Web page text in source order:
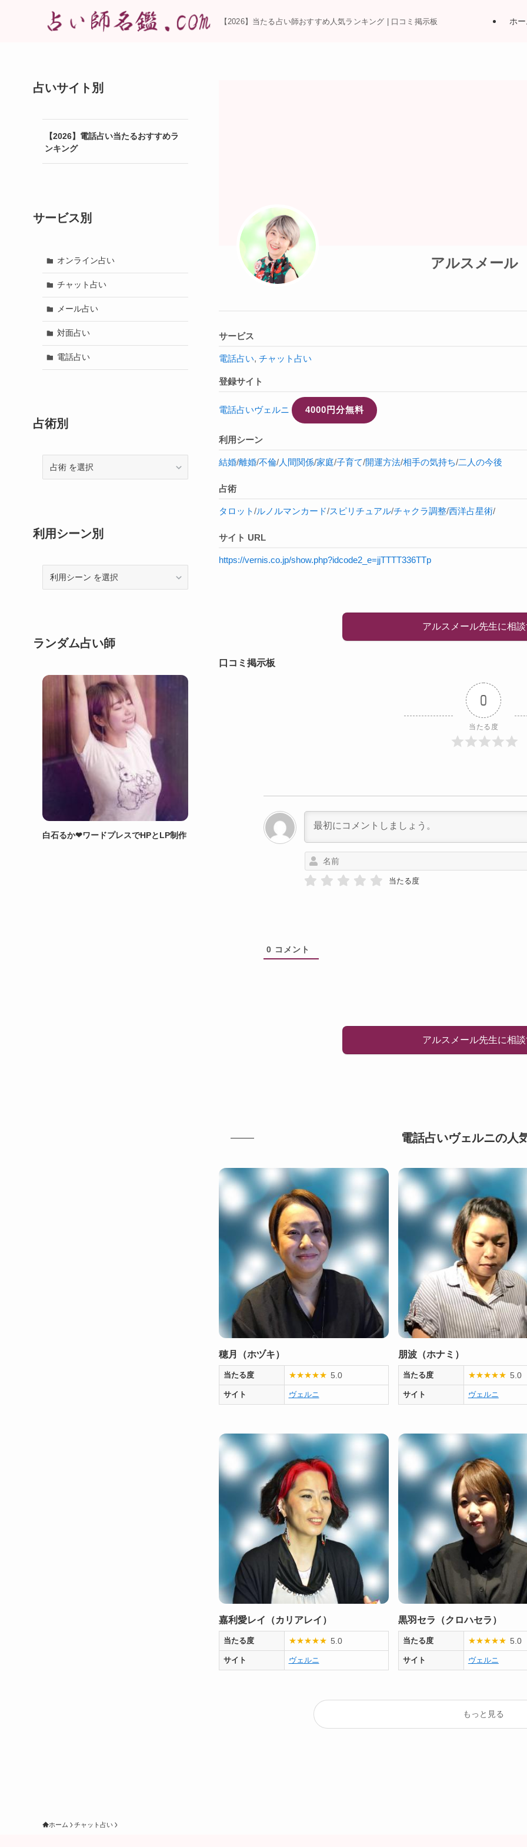
【2026】当たる占い師おすすめ人気ランキング | 口コミ掲示板 ホ
アルスメール
サービス
電話占い, チャット占い
登録サイト
電話占いヴェルニ 4000円分無料
利用シーン
結婚/離婚/不倫/人間関係/家庭/子育て/開運方法/相手の気持ち/二人の今後
占術
タロット/ルノルマンカード/スピリチュアル/チャクラ調整/西洋占星術/
サイト URL
https://vernis.co.jp/show.php?idcode2_e=jjTTTT336TTp
アルスメール先生に相
口コミ掲示板
0
当たる度
当たる度
0 コメント
アルスメール先生に相
電話占いヴェルニの人
穂月（ホヅキ）
当たる度 ★★★★★ 5.0
サイト ヴェルニ
朋波（ホナミ）
当たる度 ★★★★★ 5.0
サイト ヴェルニ
嘉利愛レイ（カリアレイ）
当たる度 ★★★★★ 5.0
サイト ヴェルニ
黒羽セラ（クロハセラ）
当たる度 ★★★★★ 5.0
サイト ヴェルニ
もっと見る
占いサイト別
【2026】電話占い当たるおすすめラ
ンキング
サービス別
オンライン占い
チャット占い
メール占い
対面占い
電話占い
占術別
術
利用シーン別
ランダム占い師
白石るか❤︎ワードプレスでHPとLP制作
ホーム チャット占い